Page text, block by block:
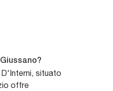
situato
offre